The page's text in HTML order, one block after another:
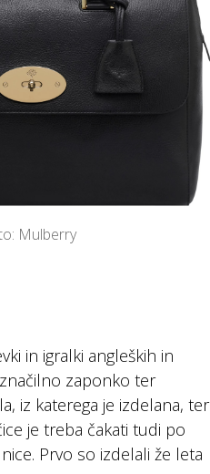
Mulberry
in igralki angleških in
zaponko ter
iz katerega je izdelana, ter
je treba čakati tudi po
Prvo so izdelali že leta